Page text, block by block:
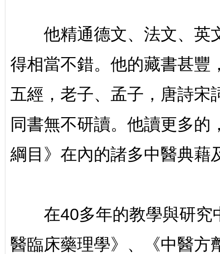
他精通德文、法文、英
得相當不錯。他的藏書甚豐
五經，老子、孟子，唐詩宋
同書無不研讀。他讀更多
綱目》在內的諸多中醫典藉
在40多年的教學與研究
醫臨床藥理學》、《中醫方